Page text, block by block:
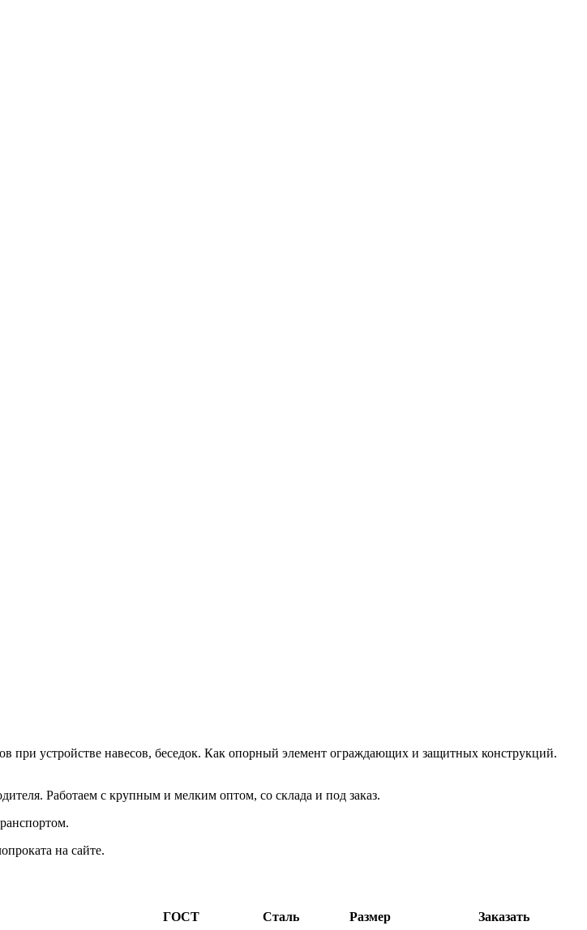
при устройстве навесов, беседок. Как опорный элемент ограждающих и защитных конструкций.
Работаем с крупным и мелким оптом, со склада и под заказ.
на сайте.
ГОСТ Сталь Размер
Заказать